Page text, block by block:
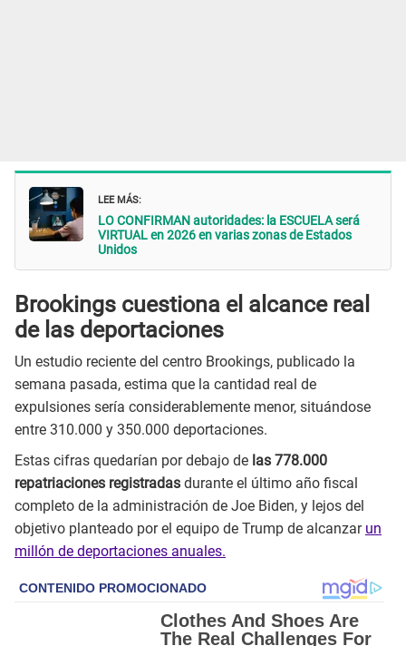
LEE MÁS:
LO CONFIRMAN autoridades: la ESCUELA será
VIRTUAL en 2026 en varias zonas de Estados
Unidos
Brookings cuestiona el alcance real
de las deportaciones
Un estudio reciente del centro Brookings, publicado la
semana pasada, estima que la cantidad real de
expulsiones sería considerablemente menor, situándose
entre 310.000 y 350.000 deportaciones.
Estas cifras quedarían por debajo de las 778.000
repatriaciones registradas durante el último año fiscal
completo de la administración de Joe Biden, y lejos del
objetivo planteado por el equipo de Trump de alcanzar un
millón de deportaciones anuales.